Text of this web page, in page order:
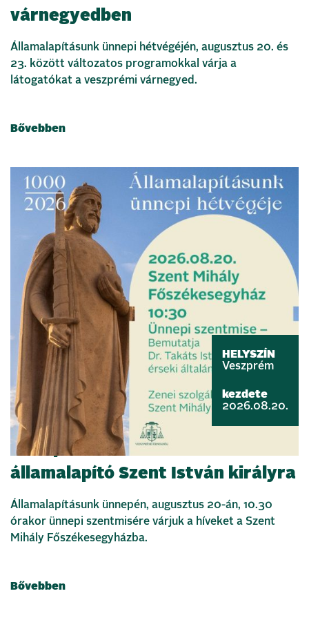
várnegyedben
Államalapításunk ünnepi hétvégéjén, augusztus 20. és
23. között változatos programokkal várja a
látogatókat a veszprémi várnegyed.
Bővebben
HELYSZÍN
Veszprém
kezdete
2026.08.20.
Ünnepi szentmisével emlékezünk
államalapító Szent István királyra
Államalapításunk ünnepén, augusztus 20-án, 10.30
órakor ünnepi szentmisére várjuk a híveket a Szent
Mihály Főszékesegyházba.
Bővebben